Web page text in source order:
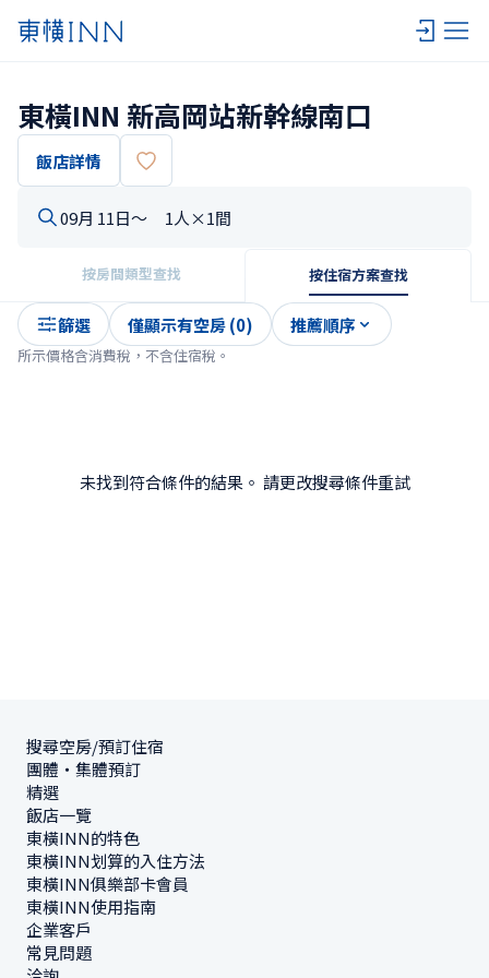
東橫INN 新高岡站新幹線南口
飯店詳情
09月 11日〜 1人×1間
按房間類型查找 按住宿方案查找
篩選 僅顯示有空房 (0) 推薦順序
所示價格含消費稅，不含住宿稅。
未找到符合條件的結果。 請更改搜尋條件重試
搜尋空房/預訂住宿
團體・集體預訂
精選
飯店一覽
東橫INN的特色
東橫INN划算的入住方法
東橫INN俱樂部卡會員
東橫INN使用指南
企業客戶
常見問題